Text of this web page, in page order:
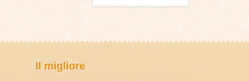
Il migliore